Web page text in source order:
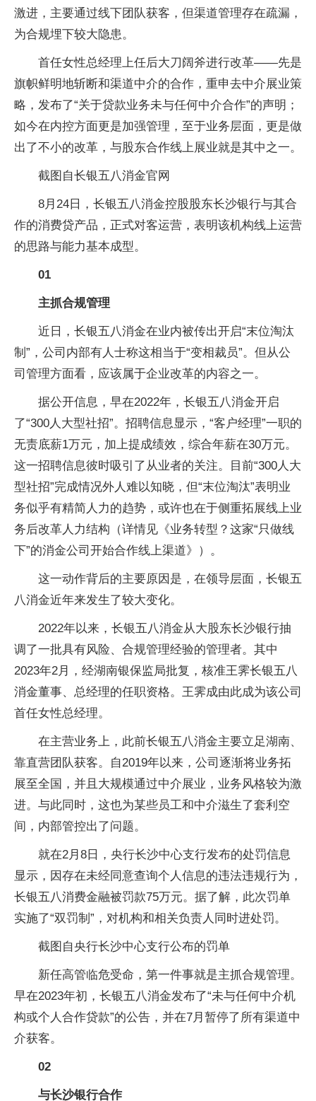
激进，主要通过线下团队获客，但渠道管理存在疏漏，
为合规埋下较大隐患。
首任女性总经理上任后大刀阔斧进行改革——先是
旗帜鲜明地斩断和渠道中介的合作，重申去中介展业策
略，发布了“关于贷款业务未与任何中介合作”的声明；
如今在内控方面更是加强管理，至于业务层面，更是做
出了不小的改革，与股东合作线上展业就是其中之一。
截图自长银五八消金官网
8月24日，长银五八消金控股股东长沙银行与其合
作的消费贷产品，正式对客运营，表明该机构线上运营
的思路与能力基本成型。
01
主抓合规管理
近日，长银五八消金在业内被传出开启“末位淘汰
制”，公司内部有人士称这相当于“变相裁员”。但从公
司管理方面看，应该属于企业改革的内容之一。
据公开信息，早在2022年，长银五八消金开启
了“300人大型社招”。招聘信息显示，“客户经理”一职的
无责底薪1万元，加上提成绩效，综合年薪在30万元。
这一招聘信息彼时吸引了从业者的关注。目前“300人大
型社招”完成情况外人难以知晓，但“末位淘汰”表明业
务似乎有精简人力的趋势，或许也在于侧重拓展线上业
务后改革人力结构（详情见《业务转型？这家“只做线
下”的消金公司开始合作线上渠道》）。
这一动作背后的主要原因是，在领导层面，长银五
八消金近年来发生了较大变化。
2022年以来，长银五八消金从大股东长沙银行抽
调了一批具有风险、合规管理经验的管理者。其中
2023年2月，经湖南银保监局批复，核准王霁长银五八
消金董事、总经理的任职资格。王霁成由此成为该公司
首任女性总经理。
在主营业务上，此前长银五八消金主要立足湖南、
靠直营团队获客。自2019年以来，公司逐渐将业务拓
展至全国，并且大规模通过中介展业，业务风格较为激
进。与此同时，这也为某些员工和中介滋生了套利空
间，内部管控出了问题。
就在2月8日，央行长沙中心支行发布的处罚信息
显示，因存在未经同意查询个人信息的违法违规行为，
长银五八消费金融被罚款75万元。据了解，此次罚单
实施了“双罚制”，对机构和相关负责人同时进处罚。
截图自央行长沙中心支行公布的罚单
新任高管临危受命，第一件事就是主抓合规管理。
早在2023年初，长银五八消金发布了“未与任何中介机
构或个人合作贷款”的公告，并在7月暂停了所有渠道中
介获客。
02
与长沙银行合作